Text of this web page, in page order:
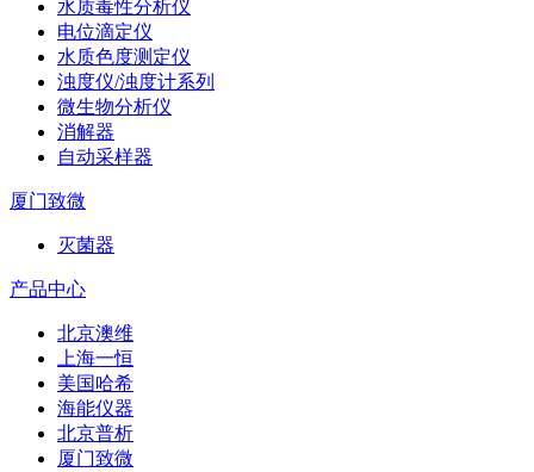
水质毒性分析仪
电位滴定仪
水质色度测定仪
浊度仪/浊度计系列
微生物分析仪
消解器
自动采样器
厦门致微
灭菌器
产品中心
北京澳维
上海一恒
美国哈希
海能仪器
北京普析
厦门致微